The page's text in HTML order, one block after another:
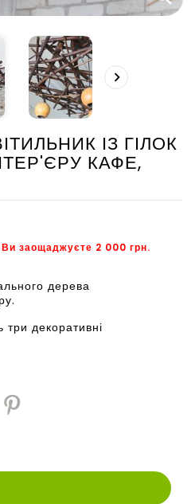

ІЗ ГІЛОК
КАФЕ,
Ви заощаджуєте 2 000 грн.
дерева
декоративні